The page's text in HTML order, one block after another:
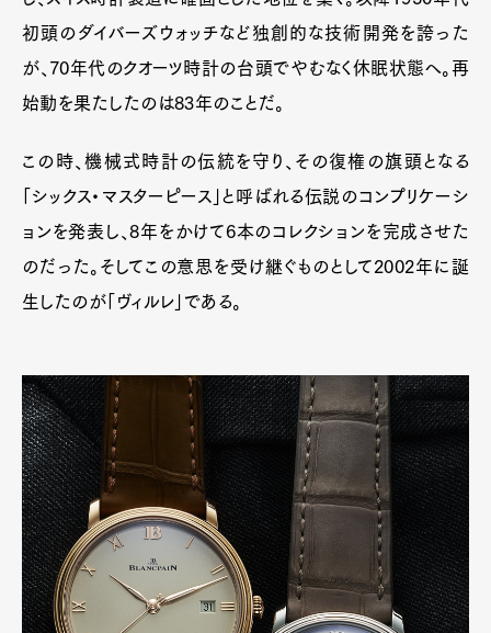
Art&DesignWatchFashion
GourmetCars
ProductCulture Lifestyle
初頭のダイバーズウォッチなど独創的な技術開発を誇った
が、70年代のクオーツ時計の台頭でやむなく休眠状態へ。再
始動を果たしたのは83年のことだ。
この時、機械式時計の伝統を守り、その復権の旗頭となる
「シックス・マスターピース」と呼ばれる伝説のコンプリケーシ
ョンを発表し、8年をかけて6本のコレクションを完成させた
のだった。そしてこの意思を受け継ぐものとして2002年に誕
生したのが「ヴィルレ」である。